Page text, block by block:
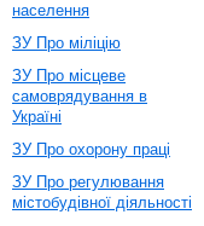
населення
ЗУ Про міліцію
ЗУ Про місцеве
самоврядування в
Україні
ЗУ Про охорону праці
ЗУ Про регулювання
містобудівної діяльності